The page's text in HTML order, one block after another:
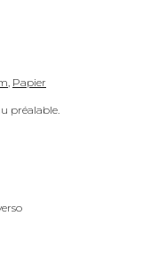
, Papier
préalable.